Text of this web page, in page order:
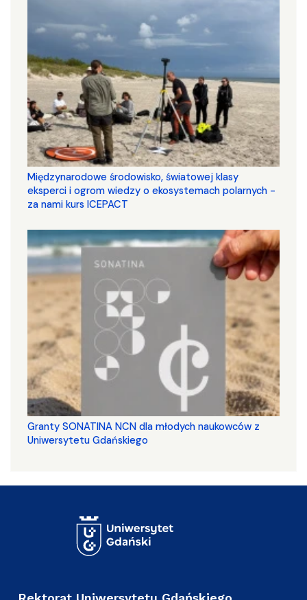
Międzynarodowe środowisko, światowej klasy
eksperci i ogrom wiedzy o ekosystemach polarnych -
za nami kurs ICEPACT
Granty SONATINA NCN dla młodych naukowców z
Uniwersytetu Gdańskiego